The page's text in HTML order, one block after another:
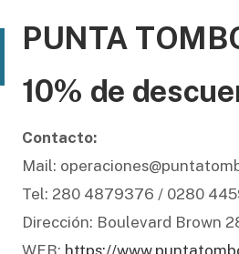
PUNTA
10% de
Contacto:
Mail:
Tel: 280 4879376 / 0280
Dirección: Boulevard Brown
WEB: https://